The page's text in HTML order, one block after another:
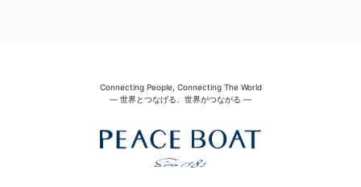
Connecting People, Connecting The World
― 世界とつなげる、世界がつながる ―